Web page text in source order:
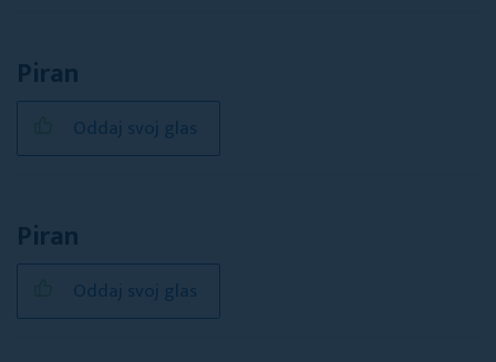
Piran
Oddaj svoj glas
Piran
Oddaj svoj glas